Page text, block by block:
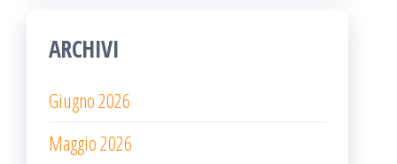
ARCHIVI
Giugno 2026
Maggio 2026